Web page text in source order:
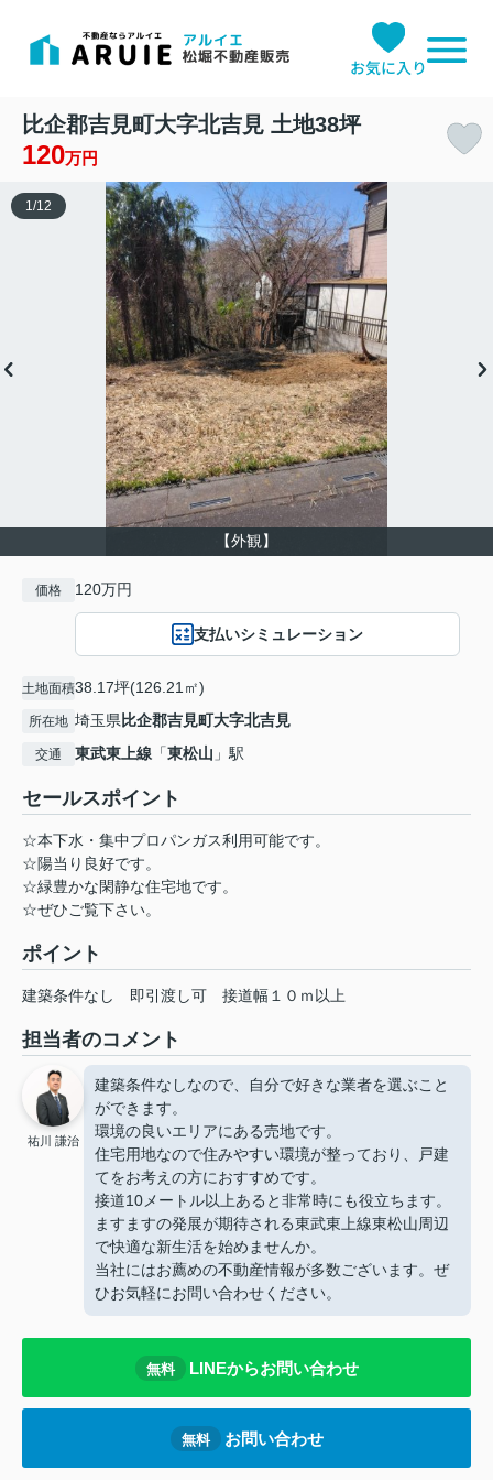
お気に入り
比企郡吉見町大字北吉見 土地38坪
120万円
【外観】
1/12
価格 120万円
支払いシミュレーション
土地面積38.17坪(126.21㎡)
所在地 埼玉県比企郡吉見町大字北吉見
交通 東武東上線 「東松山 」駅
セールスポイント
☆本下水・集中プロパンガス利用可能です。
☆陽当り良好です。
☆緑豊かな閑静な住宅地です。
☆ぜひご覧下さい。
ポイント
建築条件なし 即引渡し可 接道幅１０ｍ以上
担当者のコメント
祐川 謙治
建築条件なしなので、自分で好きな業者を選ぶこと
ができます。
環境の良いエリアにある売地です。
住宅用地なので住みやすい環境が整っており、戸建
てをお考えの方におすすめです。
接道10メートル以上あると非常時にも役立ちます。
ますますの発展が期待される東武東上線東松山周辺
で快適な新生活を始めませんか。
当社にはお薦めの不動産情報が多数ございます。ぜ
ひお気軽にお問い合わせください。
無料 LINEからお問い合わせ
無料 お問い合わせ